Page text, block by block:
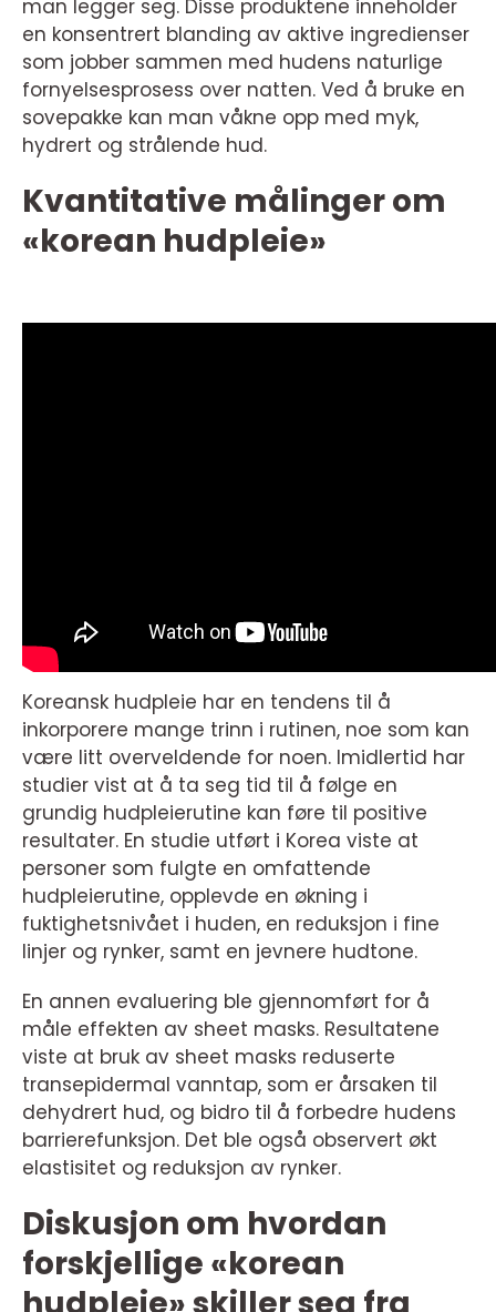
man legger seg. Disse produktene inneholder
en konsentrert blanding av aktive ingredienser
som jobber sammen med hudens naturlige
fornyelsesprosess over natten. Ved å bruke en
sovepakke kan man våkne opp med myk,
hydrert og strålende hud.
Kvantitative målinger om
«korean hudpleie»
Koreansk hudpleie har en tendens til å
inkorporere mange trinn i rutinen, noe som kan
være litt overveldende for noen. Imidlertid har
studier vist at å ta seg tid til å følge en
grundig hudpleierutine kan føre til positive
resultater. En studie utført i Korea viste at
personer som fulgte en omfattende
hudpleierutine, opplevde en økning i
fuktighetsnivået i huden, en reduksjon i fine
linjer og rynker, samt en jevnere hudtone.
En annen evaluering ble gjennomført for å
måle effekten av sheet masks. Resultatene
viste at bruk av sheet masks reduserte
transepidermal vanntap, som er årsaken til
dehydrert hud, og bidro til å forbedre hudens
barrierefunksjon. Det ble også observert økt
elastisitet og reduksjon av rynker.
Diskusjon om hvordan
forskjellige «korean
hudpleie» skiller seg fra